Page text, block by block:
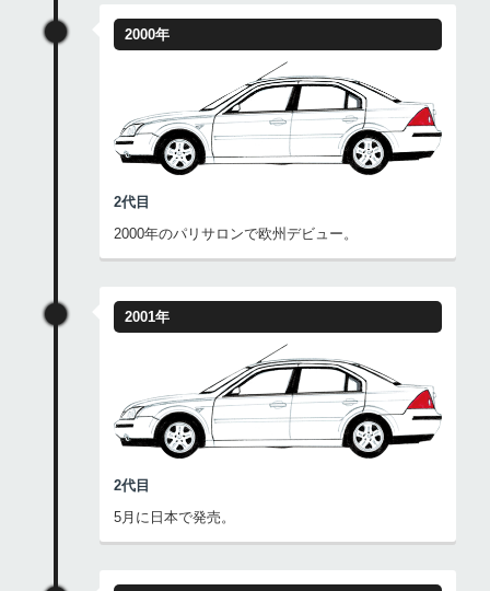
2000年
2代目
2000年のパリサロンで欧州デビュー。
2001年
2代目
5月に日本で発売。